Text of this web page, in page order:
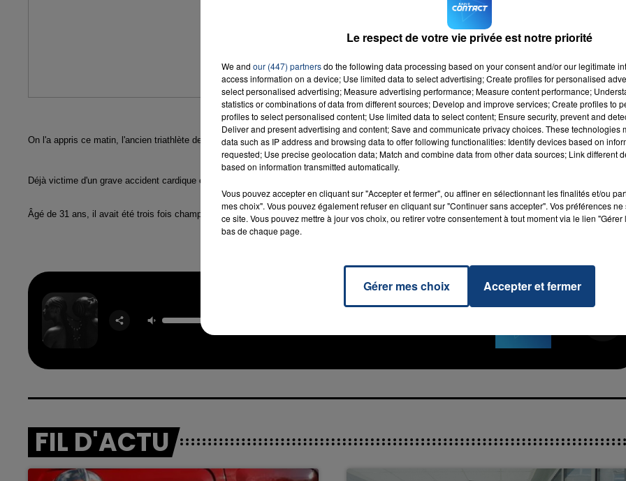
On l'a appris ce matin, l'ancien triathlète de Beauvais Laurent Vidal est décédé. Il a été retrouvé mort à son domicile dans l'Hérault.
Déjà victime d'un grave accident cardique en 2014, le triathlète, 5e aux JO de Londres, est mort d'une crise cardiaque.
Âgé de 31 ans, il avait été trois fois champion de France.
FIL D'ACTU
7h00 - 11h00
Le respect de votre vie privée est notre priorité
We and our (447) partnersdo the following data processing based on your consent and/or our legitimate
access information on a device; Use limited data to select advertising; Create profiles for personalised
select personalised advertising; Measure advertising performance; Measure content performance;
statistics or combinations of data from different sources; Develop and improve services; Create profiles to
profiles to select personalised content; Use limited data to select content; Ensure security, prevent and
Deliver and present advertising and content; Save and communicate privacy choices. These technologies
data such as IP address and browsing data to offer following functionalities: Identify devices based on
requested; Use precise geolocation data; Match and combine data from other data sources; Link different
based on information transmitted automatically.
Vous pouvez accepter en cliquant sur "Accepter et fermer", ou affiner en sélectionnant les finalités et/ou
mes choix". Vous pouvez également refuser en cliquant sur "Continuer sans accepter". Vos préférences
ce site. Vous pouvez mettre à jour vos choix, ou retirer votre consentement à tout moment via le lien
bas de chaque page.
Gérer mes choix Accepter et fermer